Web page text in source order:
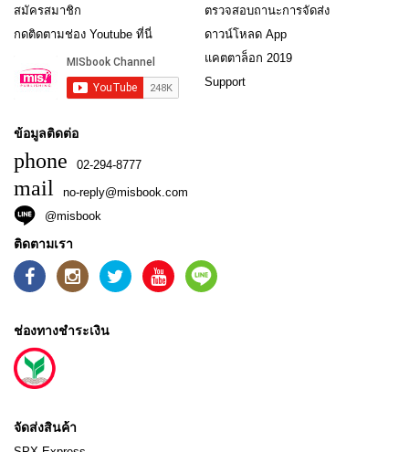
สมัครสมาชิก
กดติดตามช่อง Youtube ที่นี่
ตรวจสอบถานะการจัดส่ง
ดาวน์โหลด App
แคตตาล็อก 2019
Support
ข้อมูลติดต่อ
phone 02-294-8777
mail
no-reply@misbook.com
@misbook
ติดตามเรา
ช่องทางชำระเงิน
จัดส่งสินค้า